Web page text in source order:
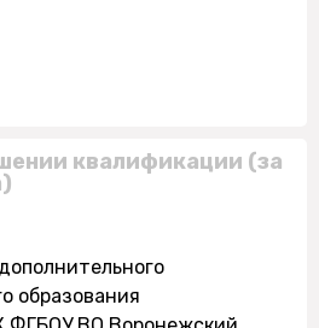
квалификации (за
образования